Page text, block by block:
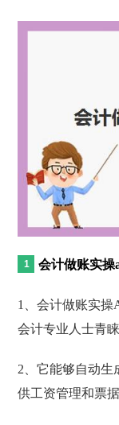
会计做账实操
1、会计做账实操
会计专业人士青睐
2、它能够自动生
供工资管理和票